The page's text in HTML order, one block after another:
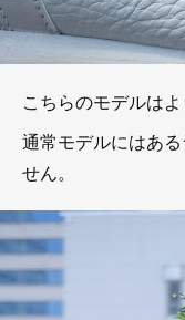
こちらのモデルは
通常モデルにはあ
せん。